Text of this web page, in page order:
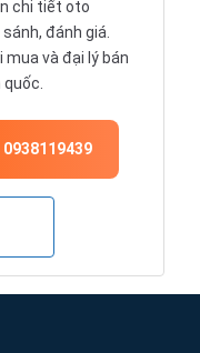
chi tiết oto
đánh giá.
và đại lý bán
0938119439